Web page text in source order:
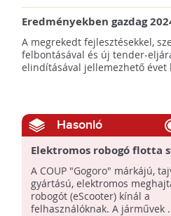
Eredményekben gazdag
az amerikai tengeri
A megrekedt fejlesztésekkel,
felbontásával és új tender-
elindításával jellemezhető évet
Hasonló
Elektromos robogó flotta
Berlinben, egy újabb
robogómegosztó
keretében
A COUP "Gogoro" márkájú,
gyártású, elektromos
robogót (eScooter) kínál a
felhasználóknak. A járművek